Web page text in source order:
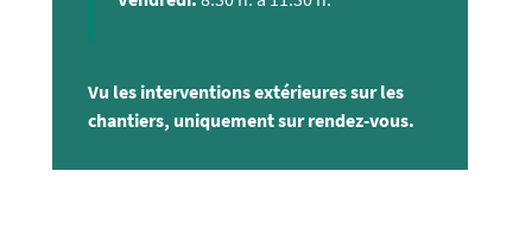
Vu les interventions extérieures sur les
chantiers, uniquement sur rendez-vous.